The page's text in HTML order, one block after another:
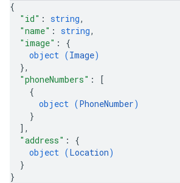
{
"id" : string,
"name" : string,
"image" : {
object (Image)
},
"phoneNumbers" :
[
{
object (PhoneNumber)
}
] ,
"address" : {
object (Location)
}
}